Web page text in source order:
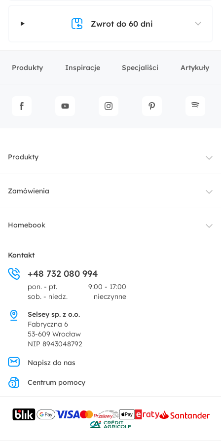
Zwrot do 60 dni
Produkty Inspiracje Specjaliści Artykuły
Produkty
Meble
Dekoracje i akcesoria
Promocje
Zamówienia
Dostawa
Zwroty
Pytania i odpowiedzi
Homebook
O nas
Centrum prasowe
Regulamin
Polityka prywatności
Ustawienia prywatności
Kontakt
Kontakt
+48 732 080 994
pon. - pt.
9:00 - 17:00
sob. - niedz.
nieczynne
Selsey sp. z o.o.
Fabryczna 6
53-609 Wrocław
NIP 8943048792
Napisz do nas
Centrum pomocy